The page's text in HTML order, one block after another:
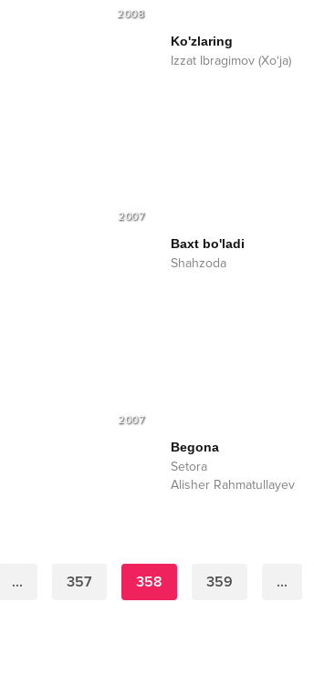
2008
Ko'zlaring
Izzat Ibragimov (Xo‘ja)
2007
Baxt bo'ladi
Shahzoda
2007
Begona
Setora
Alisher Rahmatullayev
... 357 358 359 ...